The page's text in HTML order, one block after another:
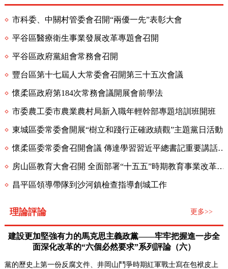
市科委、中關村管委會召開“兩優一先”表彰大會
平谷區醫療衛生事業發展改革專題會召開
平谷區政府黨組會常務會召開
豐台區第十七屆人大常委會召開第三十五次會議
懷柔區政府第184次常務會議開展會前學法
市委農工委市農業農村局新入職年輕幹部專題培訓班開班
東城區委常委會開展“樹立和踐行正確政績觀”主題黨日活動
懷柔區委常委會召開會議 傳達學習習近平總書記重要講話精神 研究懷柔區貫徹落實有關工作
房山區教育大會召開 全面部署“十五五”時期教育事業改革發展各項工作
昌平區領導帶隊到沙河鎮檢查指導創城工作
理論評論 更多>>
建設更加堅強有力的馬克思主義政黨——牢牢把握進一步全
面深化改革的“六個必然要求”系列評論（六）
黨的歷史上第一份反腐文件、井岡山鬥爭時期紅軍戰士寫在包袱皮上